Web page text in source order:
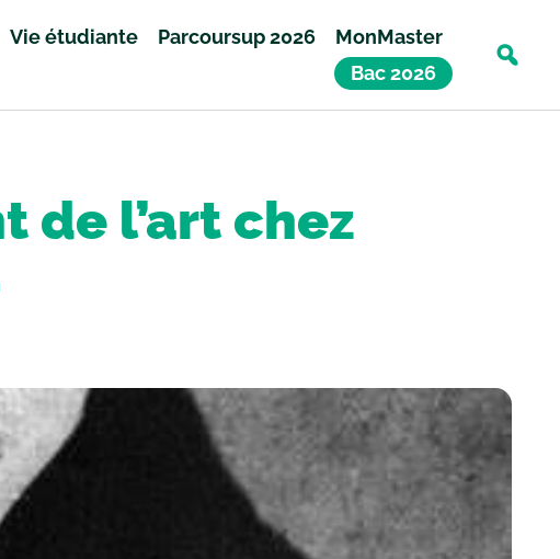
Vie étudiante Parcoursup 2026
MonMaster
Bac 2026
de l’art chez